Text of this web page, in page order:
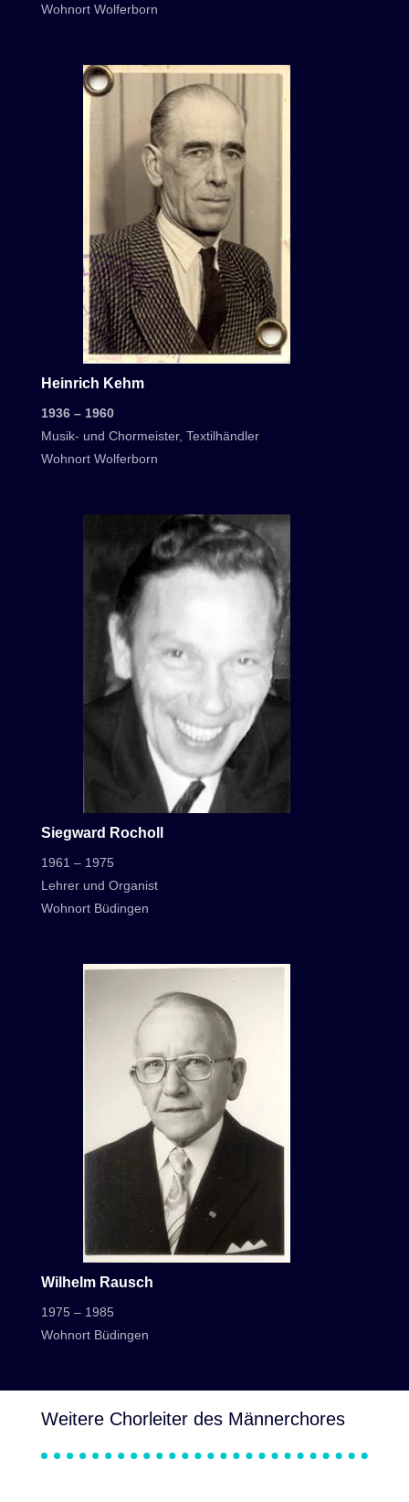
Wohnort Wolferborn
Heinrich Kehm
1936 – 1960
Musik- und Chormeister, Textilhändler
Wohnort Wolferborn
Siegward Rocholl
1961 – 1975
Lehrer und Organist
Wohnort Büdingen
Wilhelm Rausch
1975 – 1985
Wohnort Büdingen
Weitere Chorleiter des Männerchores